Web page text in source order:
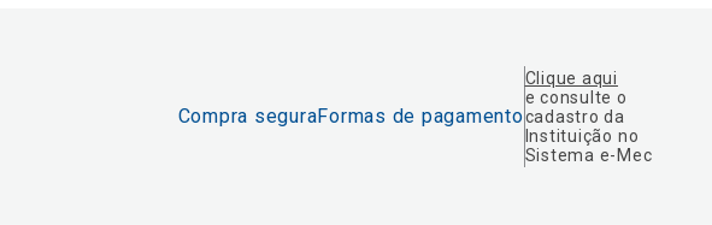
Compra seguraFormas de pagamento
Clique aqui
e consulte o
cadastro da
Instituição no
Sistema e-Mec